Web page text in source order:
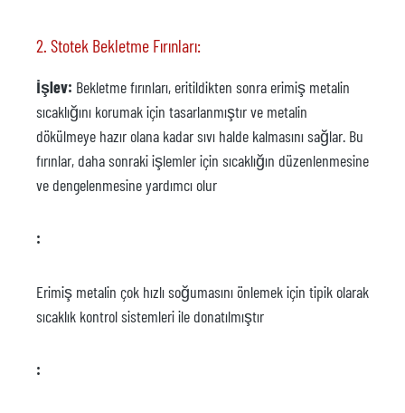
2. Stotek Bekletme Fırınları:
İşlev: Bekletme fırınları, eritildikten sonra erimiş metalin
sıcaklığını korumak için tasarlanmıştır ve metalin
dökülmeye hazır olana kadar sıvı halde kalmasını sağlar. Bu
fırınlar, daha sonraki işlemler için sıcaklığın düzenlenmesine
ve dengelenmesine yardımcı olur
:
Erimiş metalin çok hızlı soğumasını önlemek için tipik olarak
sıcaklık kontrol sistemleri ile donatılmıştır
: